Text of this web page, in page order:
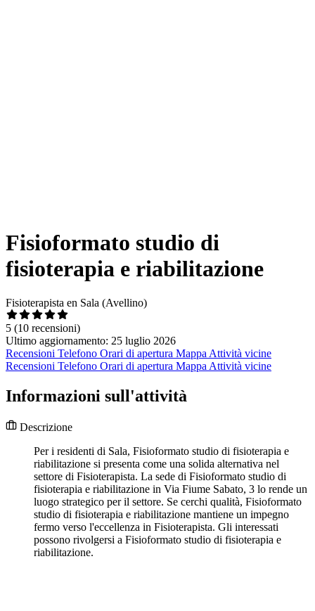
Fisioformato studio di
fisioterapia e riabilitazione
Fisioterapista en Sala (Avellino)
5 (10 recensioni)
Ultimo aggiornamento: 25 luglio 2026
Recensioni Telefono Orari di apertura Mappa Attività vicine
Recensioni Telefono Orari di apertura Mappa Attività vicine
Informazioni sull'attività
Descrizione
Per i residenti di Sala, Fisioformato studio di fisioterapia e
riabilitazione si presenta come una solida alternativa nel
settore di Fisioterapista. La sede di Fisioformato studio di
fisioterapia e riabilitazione in Via Fiume Sabato, 3 lo rende un
luogo strategico per il settore. Se cerchi qualità, Fisioformato
studio di fisioterapia e riabilitazione mantiene un impegno
fermo verso l'eccellenza in Fisioterapista. Gli interessati
possono rivolgersi a Fisioformato studio di fisioterapia e
riabilitazione.